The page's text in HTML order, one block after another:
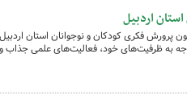
اردبیل
تا ۲۱ آبان‌ماه ۱۴۰۴، در مراکز کانون پرورش فکری کودکان و
به ظرفیت‌های خود، فعالیت‌های علمی جذاب و